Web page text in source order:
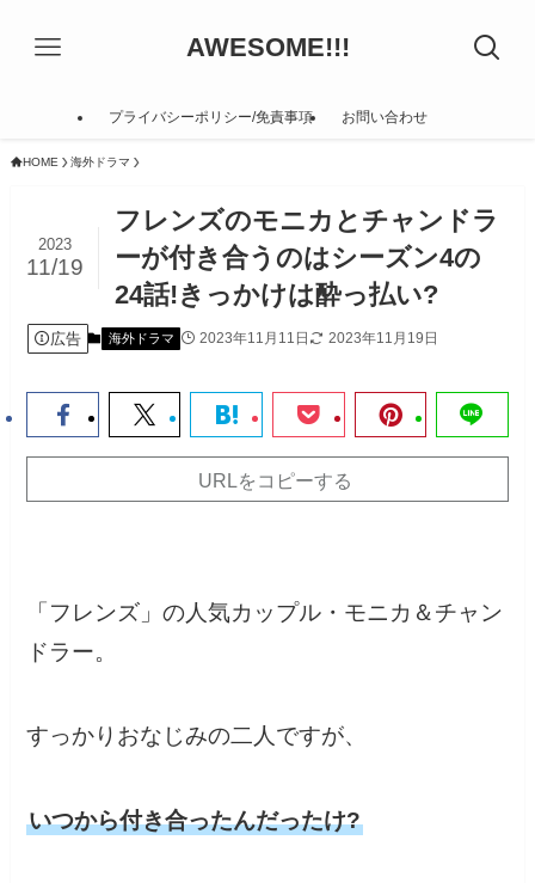
AWESOME!!!
プライバシーポリシー/免責事項 お問い合わせ
HOME 海外ドラマ
フレンズのモニカとチャンドラ
ーが付き合うのはシーズン4の
24話!きっかけは酔っ払い?
2023
11/19
広告 海外ドラマ 2023年11月11日 2023年11月19日
URLをコピーする
「フレンズ」の人気カップル・モニカ＆チャン
ドラー。
すっかりおなじみの二人ですが、
いつから付き合ったんだったけ?